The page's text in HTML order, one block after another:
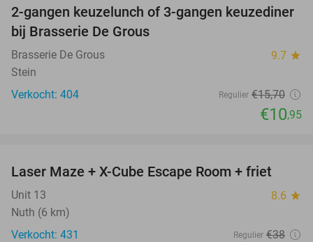
30%
2-gangen keuzelunch of 3-gangen keuzediner
bij Brasserie De Grous
Brasserie De Grous 9.7 star
Stein
Verkocht: 404
Regulier €15,70
€10,95
39%
Laser Maze + X-Cube Escape Room + friet
Unit 13 8.6 star
Nuth (6 km)
Verkocht: 431
Regulier €38